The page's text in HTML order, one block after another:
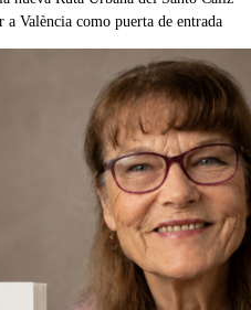
València como puerta de entrada